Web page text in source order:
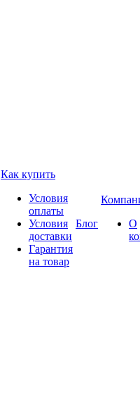
Как купить
Условия
оплаты
Условия
доставки
Гарантия
на товар
Блог
О